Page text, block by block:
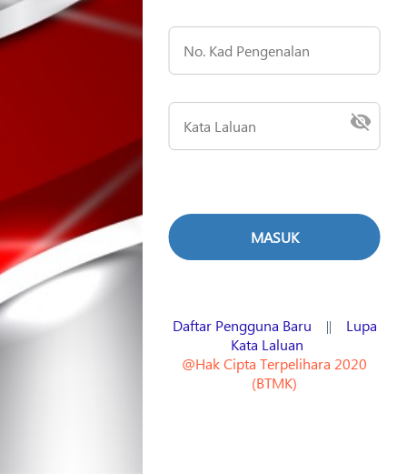
Daftar Pengguna Baru || Lupa
Kata Laluan
@Hak Cipta Terpelihara 2020
(BTMK)